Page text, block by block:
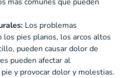
Los problemas
pies planos, los arcos altos
pueden causar dolor de
pueden afectar al
y provocar dolor y molestias.